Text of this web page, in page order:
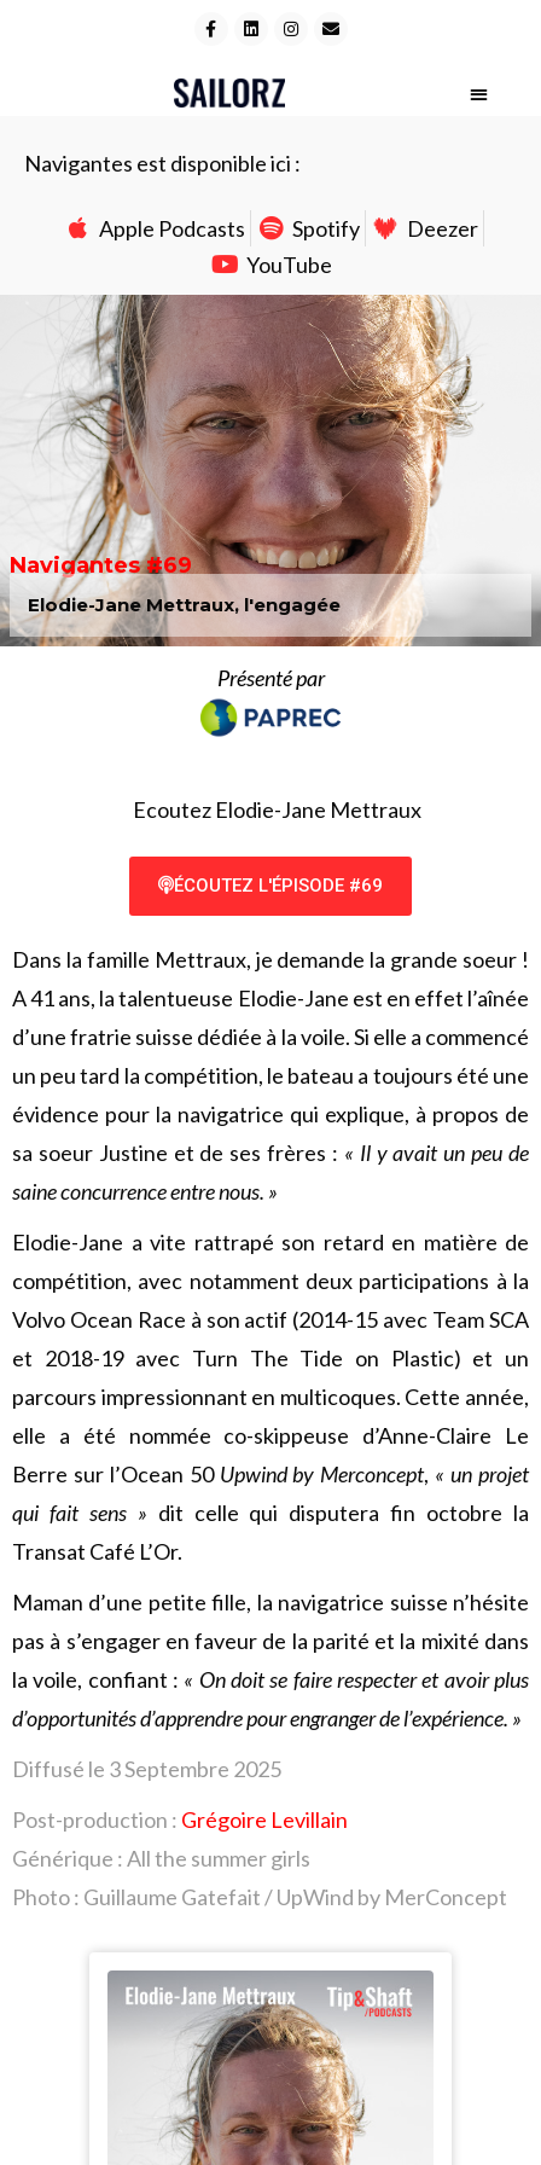
Navigantes est disponible ici :
Apple Podcasts Spotify
Deezer
YouTube
Navigantes #69
Elodie-Jane Mettraux, l'engagée
Présenté par
Ecoutez Elodie-Jane Mettraux
ÉCOUTEZ L'ÉPISODE #69
Dans la famille Mettraux, je demande la grande soeur !
A 41 ans, la talentueuse Elodie-Jane est en effet l’aînée
d’une fratrie suisse dédiée à la voile. Si elle a commencé
un peu tard la compétition, le bateau a toujours été une
évidence pour la navigatrice qui explique, à propos de
sa soeur Justine et de ses frères : « Il y avait un peu de
saine concurrence entre nous. »
Elodie-Jane a vite rattrapé son retard en matière de
compétition, avec notamment deux participations à la
Volvo Ocean Race à son actif (2014-15 avec Team SCA
et 2018-19 avec Turn The Tide on Plastic) et un
parcours impressionnant en multicoques. Cette année,
elle a été nommée co-skippeuse d’Anne-Claire Le
Berre sur l’Ocean 50 Upwind by Merconcept, « un projet
qui fait sens » dit celle qui disputera fin octobre la
Transat Café L’Or.
Maman d’une petite fille, la navigatrice suisse n’hésite
pas à s’engager en faveur de la parité et la mixité dans
la voile, confiant : « On doit se faire respecter et avoir plus
d’opportunités d’apprendre pour engranger de l’expérience. »
Diffusé le 3 Septembre 2025
Post-production : Grégoire Levillain
Générique : All the summer girls
Photo : Guillaume Gatefait / UpWind by MerConcept